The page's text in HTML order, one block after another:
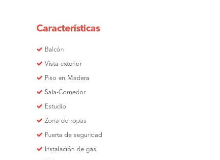
Características
Balcón
Vista exterior
Piso en Madera
Sala-Comedor
Estudio
Zona de ropas
Puerta de seguridad
Instalación de gas